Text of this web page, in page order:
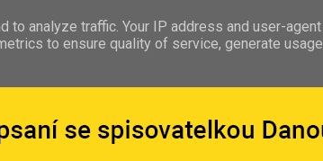
analyze traffic. Your IP address and user-agent
to ensure quality of service, generate usage